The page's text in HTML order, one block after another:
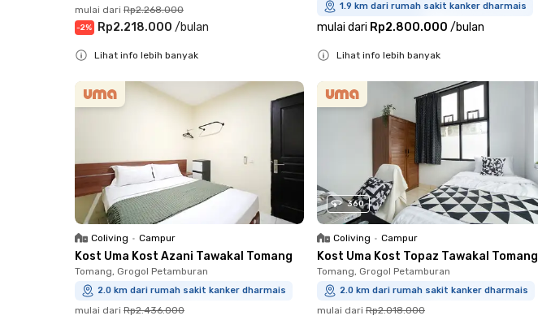
mulai dari Rp2.268.000
-2% Rp2.218.000 /bulan
Lihat info lebih banyak
1.9 km dari rumah sakit kanker dharmais
mulai dari Rp2.800.000 /bulan
Lihat info lebih banyak
Coliving • Campur
Kost Uma Kost Azani Tawakal Tomang
Tomang, Grogol Petamburan
2.0 km dari rumah sakit kanker dharmais
mulai dari Rp2.436.000
360
Coliving • Campur
Kost Uma Kost Topaz Tawakal Tomang
Tomang, Grogol Petamburan
2.0 km dari rumah sakit kanker dharmais
mulai dari Rp2.018.000